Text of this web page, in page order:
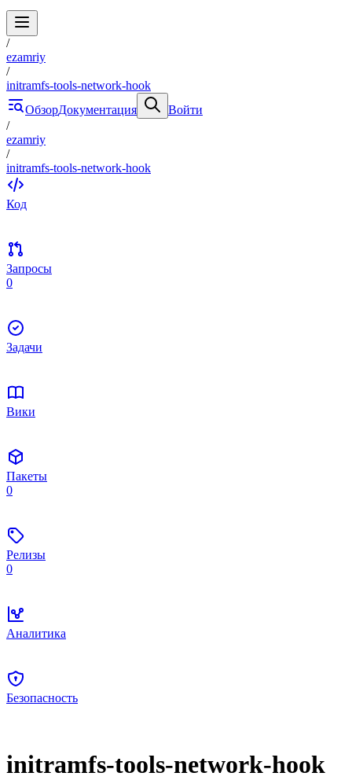
/
ezamriy
/
initramfs-tools-network-hook
ОбзорДокументация
Войти
/
ezamriy
/
initramfs-tools-network-hook
Код
Запросы
0
Задачи
Вики
Пакеты
0
Релизы
0
Аналитика
Безопасность
initramfs-tools-network-hook